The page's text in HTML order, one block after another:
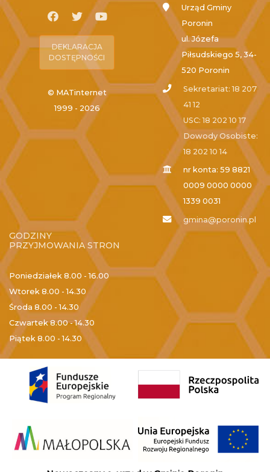
DEKLARACJA
DOSTĘPNOŚCI
© MATinternet
1999 - 2026
Urząd Gminy
Poronin
ul. Józefa
Piłsudskiego 5, 34-
520 Poronin
Sekretariat: 18 207
41 12
USC: 18 202 10 17
Dowody Osobiste:
18 202 10 14
nr konta: 59 8821
0009 0000 0000
1339 0031
gmina@poronin.pl
GODZINY
PRZYJMOWANIA STRON
Poniedziałek 8.00 - 16.00
Wtorek 8.00 - 14.30
Środa 8.00 - 14.30
Czwartek8.00 - 14.30
Piątek 8.00 - 14.30